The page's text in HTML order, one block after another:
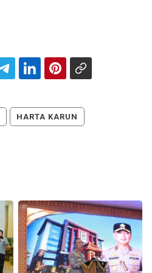
HARTA KARUN